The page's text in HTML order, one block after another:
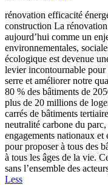
rénovation efficacité
construction La rénovation
aujourd’hui comme un
environnementales,
écologique est devenue
levier incontournable pour
serre et améliorer notre
80 % des bâtiments de
plus de 20 millions de
carrés de bâtiments
neutralité carbone du
engagements nationaux et
pour proposer à tous des
à tous les âges de la vie.
sans l’ensemble des
Less